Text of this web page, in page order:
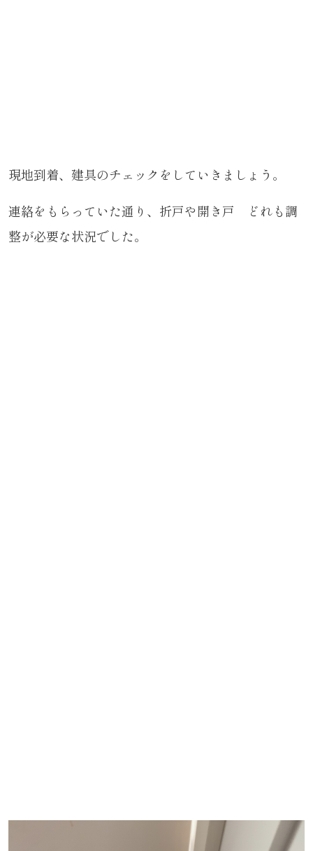
現地到着、建具のチェックをしていきましょう。
連絡をもらっていた通り、折戸や開き戸 どれも調
整が必要な状況でした。